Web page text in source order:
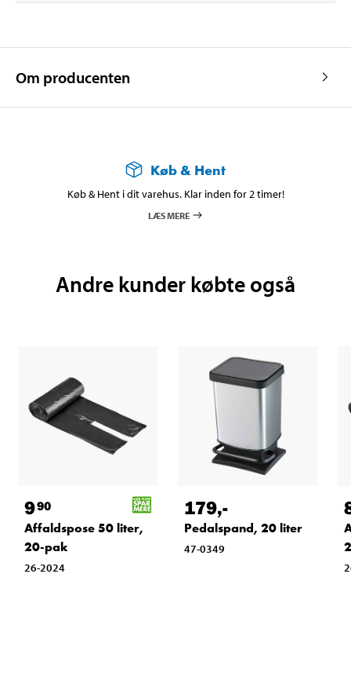
Om producenten
Køb & Hent
Køb & Hent i dit varehus. Klar inden for 2 timer!
LÆS MERE
Andre kunder købte også
990
Affaldspose 50 liter,
20-pak
26-2024
179,-
Pedalspand, 20 liter
47-0349